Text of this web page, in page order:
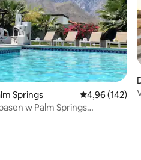
Springs Średnia
4,96 (142)
w Palm Springs